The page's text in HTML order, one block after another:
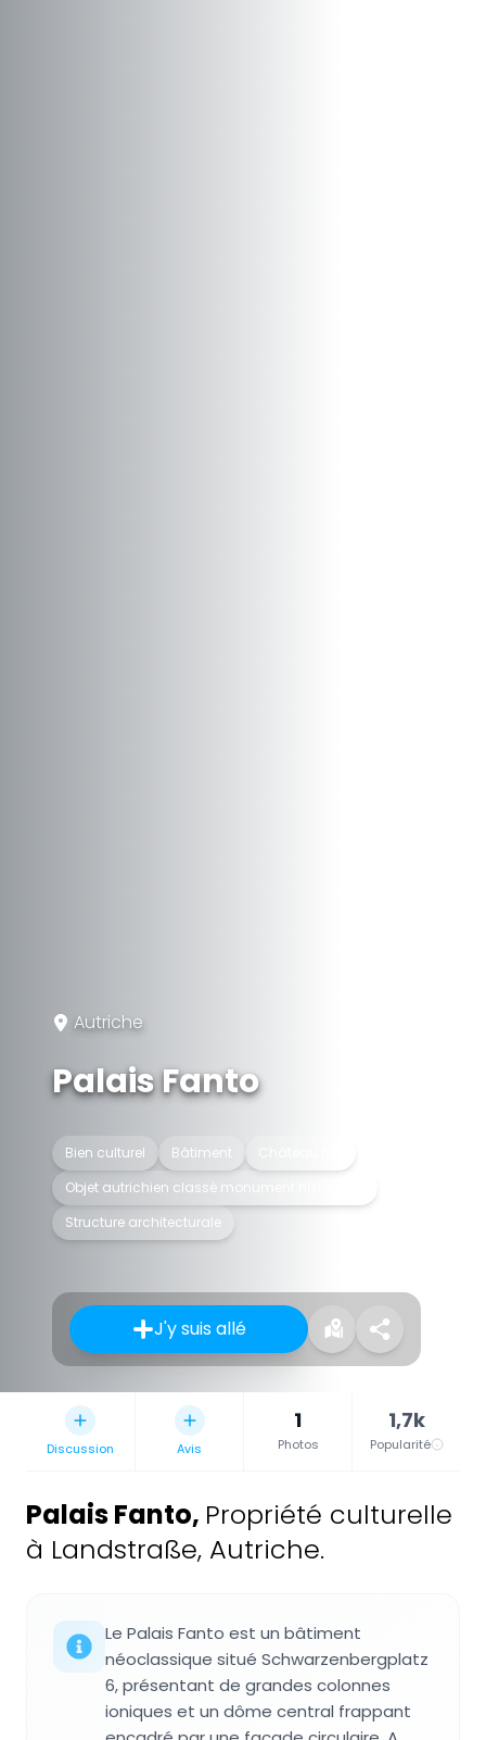
Autriche
Palais Fanto
Bien culturel Bâtiment
Objet autrichien classé monument historique
Structure architecturale
J'y suis allé
Discussion Avis
1
Photos
1,7k
Popularité
Palais Fanto, Propriété culturelle
à Landstraße, Autriche.
Le Palais Fanto est un bâtiment
néoclassique situé Schwarzenbergplatz
6, présentant de grandes colonnes
ioniques et un dôme central frappant